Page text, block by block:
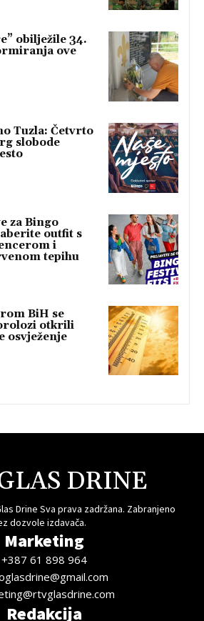
obilježile 34.
ove
Tuzla: Četvrto
slobode
za Bingo
outfit s
i
tepihu
BiH se
otkrili
osvježenje
DRINE
Drine Sva prava zadržana. Zabranjeno
dozvole izdavača.
Marketing
+387 61 898 964
Redakcija